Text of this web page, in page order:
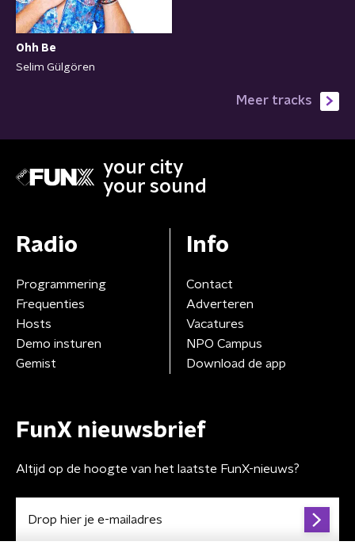
Ohh Be
Selim Gülgören
Meer tracks
your city
your sound
Radio
Programmering
Frequenties
Hosts
Demo insturen
Gemist
Info
Contact
Adverteren
Vacatures
NPO Campus
Download de app
FunX nieuwsbrief
Altijd op de hoogte van het laatste FunX-nieuws?